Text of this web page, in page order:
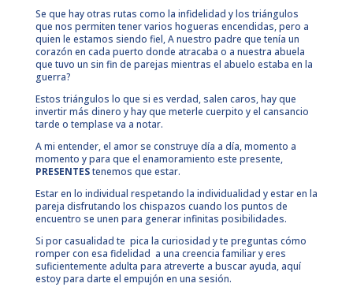
Se que hay otras rutas como la infidelidad y los triángulos
que nos permiten tener varios hogueras encendidas, pero a
quien le estamos siendo fiel, A nuestro padre que tenía un
corazón en cada puerto donde atracaba o a nuestra abuela
que tuvo un sin fin de parejas mientras el abuelo estaba en la
guerra?
Estos triángulos lo que si es verdad, salen caros, hay que
invertir más dinero y hay que meterle cuerpito y el cansancio
tarde o templase va a notar.
A mi entender, el amor se construye día a día, momento a
momento y para que el enamoramiento este presente,
PRESENTEStenemos que estar.
Estar en lo individual respetando la individualidad y estar en la
pareja disfrutando los chispazos cuando los puntos de
encuentro se unen para generar infinitas posibilidades.
Si por casualidad te pica la curiosidad y te preguntas cómo
romper con esa fidelidad a una creencia familiar y eres
suficientemente adulta para atreverte a buscar ayuda, aquí
estoy para darte el empujón en una sesión.